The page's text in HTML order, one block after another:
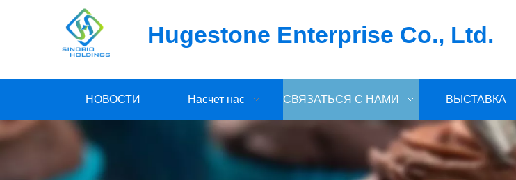
Hugestone Enterprise Co., Ltd.
НОВОСТИ Насчет нас СВЯЗАТЬСЯ С НАМИ ВЫСТАВКА